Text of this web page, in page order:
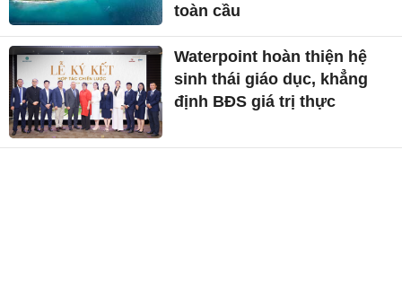
toàn cầu
Waterpoint hoàn thiện hệ
sinh thái giáo dục, khẳng
định BĐS giá trị thực